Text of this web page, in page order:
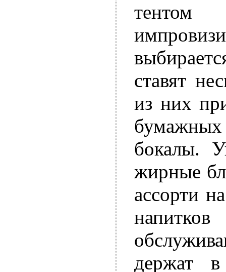
ставят
из них
бумажных
бокалы.
жирные
ассорти
держат